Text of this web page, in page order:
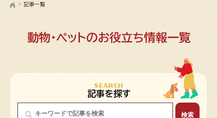
> 記事一覧
動物・ペットのお役立ち情報一覧
SEARCH
記事を探す